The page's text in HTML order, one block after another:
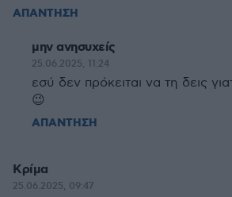
ΑΠΑΝΤΗΣΗ
μην ανησυχείς
25.06.2025, 11:24
εσύ δεν πρόκειται να τη δεις
😉
ΑΠΑΝΤΗΣΗ
Κρίμα
25.06.2025, 09:47